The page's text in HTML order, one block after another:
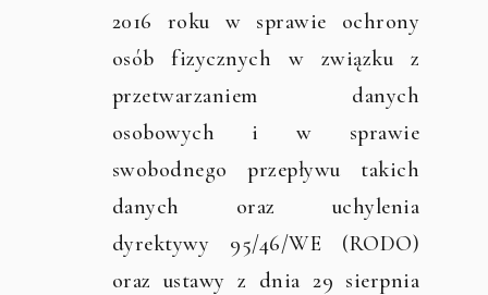
2016 roku w sprawie ochrony
osób fizycznych w związku z
przetwarzaniem danych
osobowych i w sprawie
swobodnego przepływu takich
danych oraz uchylenia
dyrektywy 95/46/WE (RODO)
oraz ustawy z dnia 29 sierpnia